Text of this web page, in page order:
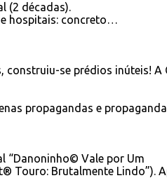
(2 décadas).
hospitais: concreto…
construiu-se prédios inúteis! A
propagandas e
“Danoninho© Vale por Um
Touro: Brutalmente Lindo”).